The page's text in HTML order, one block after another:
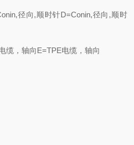
径向,顺时针D=Conin,径向,顺时
缆，轴向E=TPE电缆，轴向